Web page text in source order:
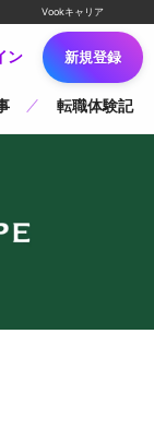
Vookキャリア
ン 新規登録
転職体験記